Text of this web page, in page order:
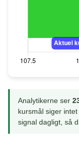
Analytikerne ser
kursmål siger intet
signal dagligt, så